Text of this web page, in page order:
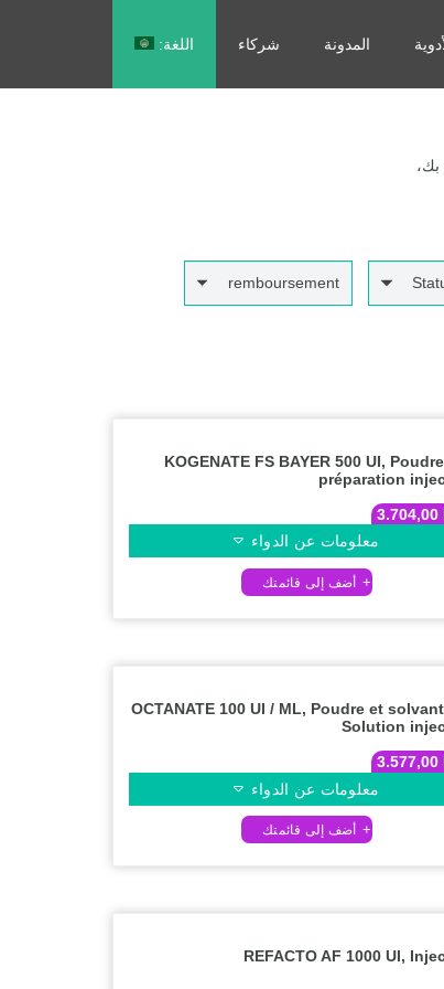
المدونة شركاء اللغة:
بك،
remboursement
KOGENATE FS BAYER 500 UI,
préparation
3.704,00
معلومات عن الدواء
OCTANATE 100 UI / ML, Poudre et
Solution
3.577,00
معلومات عن الدواء
REFACTO AF 1000 UI,